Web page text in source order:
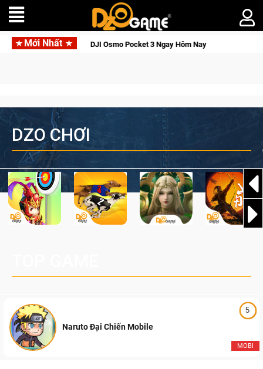
Mới Nhất
Tỉnh, Săn DJI Osmo Pocket 3 Ngay Hôm Nay
DZO CHƠI
5
MOBI
Naruto Đại Chiến Mobile